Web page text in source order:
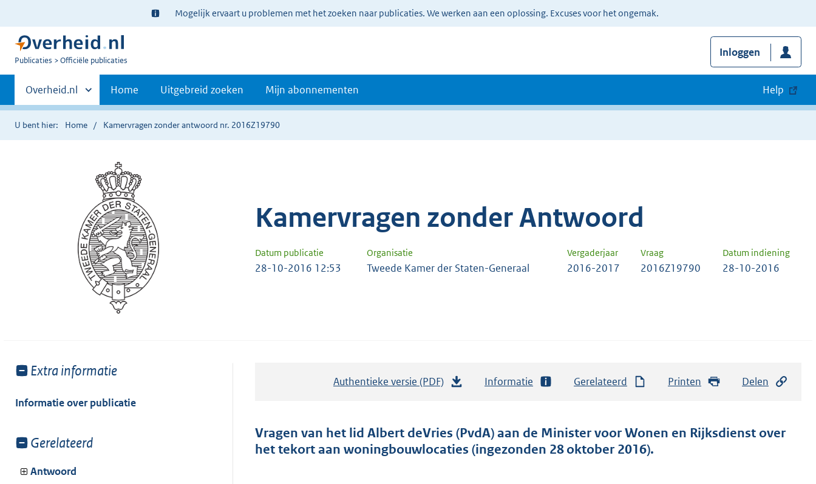
Ter
informatie:
Mogelijk ervaart u problemen met het zoeken naar publicaties. We werken aan een oplossing. Excuses voor het ongemak.
U
Publicaties Officiële publicaties
Inloggen
Primaire
navigatie
Andere
sites
binnen
Overheid.nl Home Uitgebreid zoeken Mijn abonnementen Help
U bent hier: Home Kamervragen zonder antwoord nr. 2016Z19790
Kamervragen zonder Antwoord
Datum publicatie Organisatie Vergaderjaar Vraag Datum indiening
28-10-2016 12:53 Tweede Kamer der Staten-Generaal 2016-2017 2016Z19790 28-10-2016
Toon
van:
Extra informatie
Informatie over publicatie
Toon
van:
Gerelateerd
Antwoord
Authentieke versie (PDF)
t
a
Informatie Gerelateerd Printen Delen
Vragen van het lid Albert deVries (PvdA) aan de Minister voor Wonen en Rijksdienst over
het tekort aan woningbouwlocaties (ingezonden 28 oktober 2016).